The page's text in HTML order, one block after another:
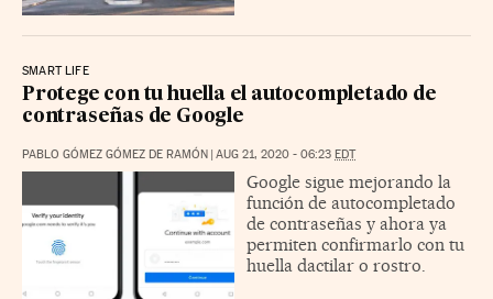
SMART LIFE
Protege con tu huella el autocompletado de
contraseñas de Google
PABLO GÓMEZ GÓMEZ DE RAMÓN AUG 21, 2020 - 06:23 EDT
Google sigue mejorando la
función de autocompletado
de contraseñas y ahora ya
permiten confirmarlo con tu
huella dactilar o rostro.